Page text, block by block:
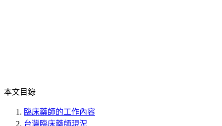
本文目錄
臨床藥師的工作內容
台灣臨床藥師現況